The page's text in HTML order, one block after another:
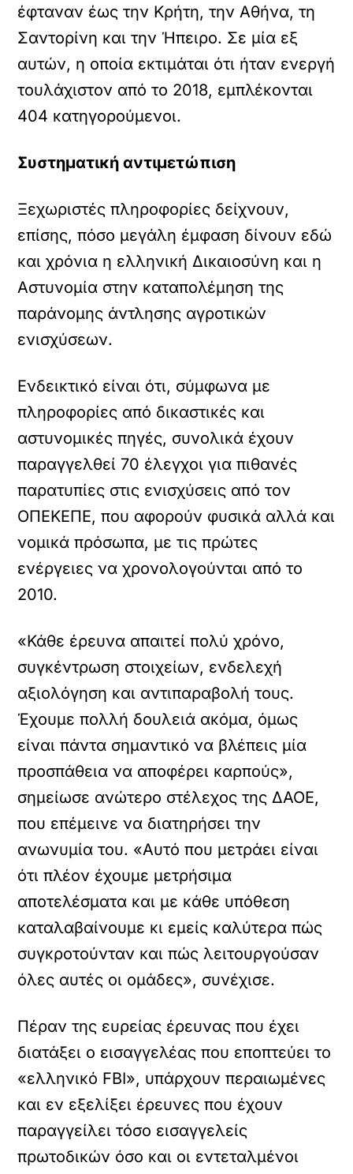
έφταναν έως την Κρήτη, την Αθήνα, τη
Σαντορίνη και την Ήπειρο. Σε μία εξ
αυτών, η οποία εκτιμάται ότι ήταν ενεργή
τουλάχιστον από το 2018, εμπλέκονται
404 κατηγορούμενοι.
Συστηματική αντιμετώπιση
Ξεχωριστές πληροφορίες δείχνουν,
επίσης, πόσο μεγάλη έμφαση δίνουν εδώ
και χρόνια η ελληνική Δικαιοσύνη και η
Αστυνομία στην καταπολέμηση της
παράνομης άντλησης αγροτικών
ενισχύσεων.
Ενδεικτικό είναι ότι, σύμφωνα με
πληροφορίες από δικαστικές και
αστυνομικές πηγές, συνολικά έχουν
παραγγελθεί 70 έλεγχοι για πιθανές
παρατυπίες στις ενισχύσεις από τον
ΟΠΕΚΕΠΕ, που αφορούν φυσικά αλλά και
νομικά πρόσωπα, με τις πρώτες
ενέργειες να χρονολογούνται από το
2010.
«Κάθε έρευνα απαιτεί πολύ χρόνο,
συγκέντρωση στοιχείων, ενδελεχή
αξιολόγηση και αντιπαραβολή τους.
Έχουμε πολλή δουλειά ακόμα, όμως
είναι πάντα σημαντικό να βλέπεις μία
προσπάθεια να αποφέρει καρπούς»,
σημείωσε ανώτερο στέλεχος της ΔΑΟΕ,
που επέμεινε να διατηρήσει την
ανωνυμία του. «Αυτό που μετράει είναι
ότι πλέον έχουμε μετρήσιμα
αποτελέσματα και με κάθε υπόθεση
καταλαβαίνουμε κι εμείς καλύτερα πώς
συγκροτούνταν και πώς λειτουργούσαν
όλες αυτές οι ομάδες», συνέχισε.
Πέραν της ευρείας έρευνας που έχει
διατάξει ο εισαγγελέας που εποπτεύει το
«ελληνικό FBI», υπάρχουν περαιωμένες
και εν εξελίξει έρευνες που έχουν
παραγγείλει τόσο εισαγγελείς
πρωτοδικών όσο και οι εντεταλμένοι